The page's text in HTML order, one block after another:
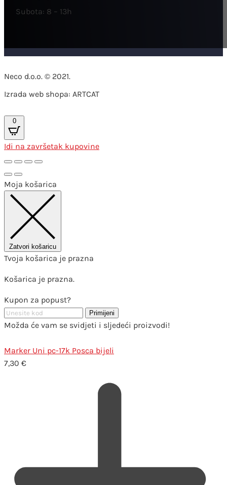
Subota: 8 – 13h
Neco d.o.o. © 2021.
Izrada web shopa: ARTCAT
0
Idi na završetak kupovine
Moja košarica
Zatvori košaricu
Tvoja košarica je prazna
Košarica je prazna.
Kupon za popust?
Primijeni
Možda će vam se svidjeti i sljedeći proizvodi!
Marker Uni pc-17k Posca bijeli
7,30 €